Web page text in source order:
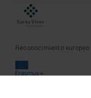
Reconocimiento europeo